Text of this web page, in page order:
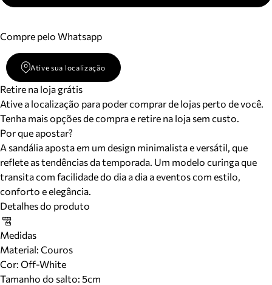
Compre pelo Whatsapp
Ative sua localização
Retire na loja grátis
Ative a localização para poder comprar de lojas perto de você.
Tenha mais opções de compra e retire na loja sem custo.
Por que apostar?
A sandália aposta em um design minimalista e versátil, que
reflete as tendências da temporada. Um modelo curinga que
transita com facilidade do dia a dia a eventos com estilo,
conforto e elegância.
Detalhes do produto
Medidas
Material: Couros
Cor: Off-White
Tamanho do salto: 5cm